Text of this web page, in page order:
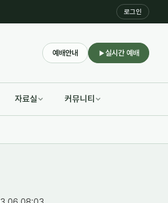
로그인
예배안내 실시간 예배
자료실 커뮤니티